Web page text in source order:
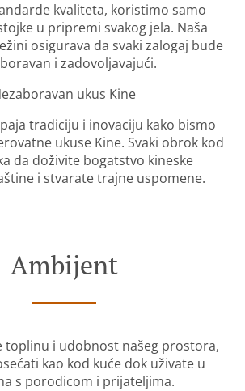
kvaliteta, koristimo samo
u pripremi svakog jela. Naša
osigurava da svaki zalogaj bude
i zadovoljavajući.
ukus Kine
tradiciju i inovaciju kako bismo
ukuse Kine. Svaki obrok kod
da doživite bogatstvo kineske
i stvarate trajne uspomene.
Ambijent
toplinu i udobnost našeg prostora,
kao kod kuće dok uživate u
s porodicom i prijateljima.